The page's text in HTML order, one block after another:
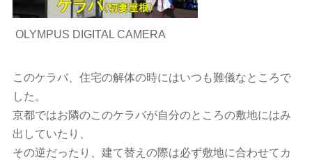
OLYMPUS DIGITAL CAMERA
このケラバ、住宅の解体の時にはいつも難儀なところで
した。
京都ではお隣のこのケラバが自分のところの敷地にはみ
出していたり、
その逆だったり、建て替えの際は必ず敷地に合わせてカ